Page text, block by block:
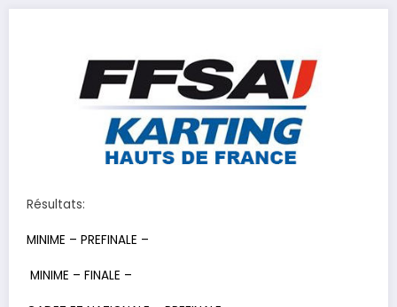
Résultats:
MINIME – PREFINALE –
MINIME – FINALE –